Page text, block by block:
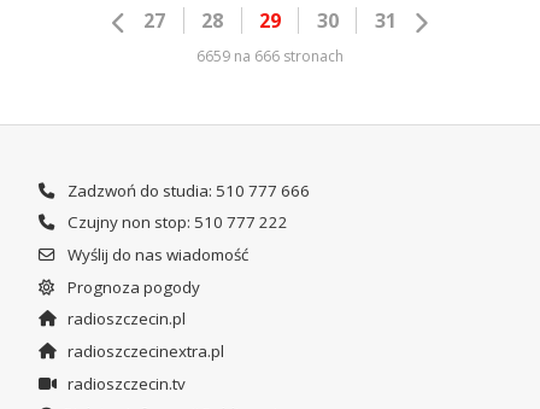
27 28 29 30 31
6659 na 666 stronach
Zadzwoń do studia: 510 777 666
Czujny non stop: 510 777 222
Wyślij do nas wiadomość
Prognoza pogody
radioszczecin.pl
radioszczecinextra.pl
radioszczecin.tv